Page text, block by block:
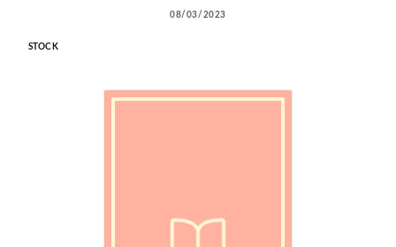
08/03/2023
STOCK